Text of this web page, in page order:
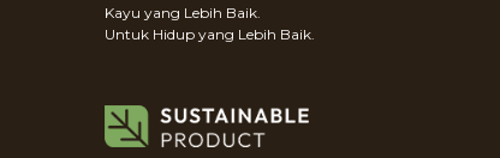
Kayu yang Lebih Baik.
Untuk Hidup yang Lebih Baik.